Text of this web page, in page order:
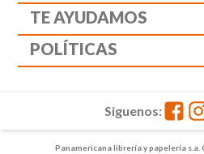
TE AYUDAMOS
POLÍTICAS
Panamericana librería y papelería
Siguenos: